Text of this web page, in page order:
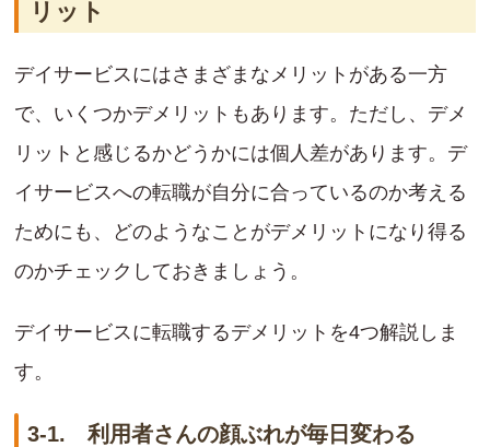
リット
デイサービスにはさまざまなメリットがある一方
で、いくつかデメリットもあります。ただし、デメ
リットと感じるかどうかには個人差があります。デ
イサービスへの転職が自分に合っているのか考える
ためにも、どのようなことがデメリットになり得る
のかチェックしておきましょう。
デイサービスに転職するデメリットを4つ解説しま
す。
3-1. 利用者さんの顔ぶれが毎日変わる